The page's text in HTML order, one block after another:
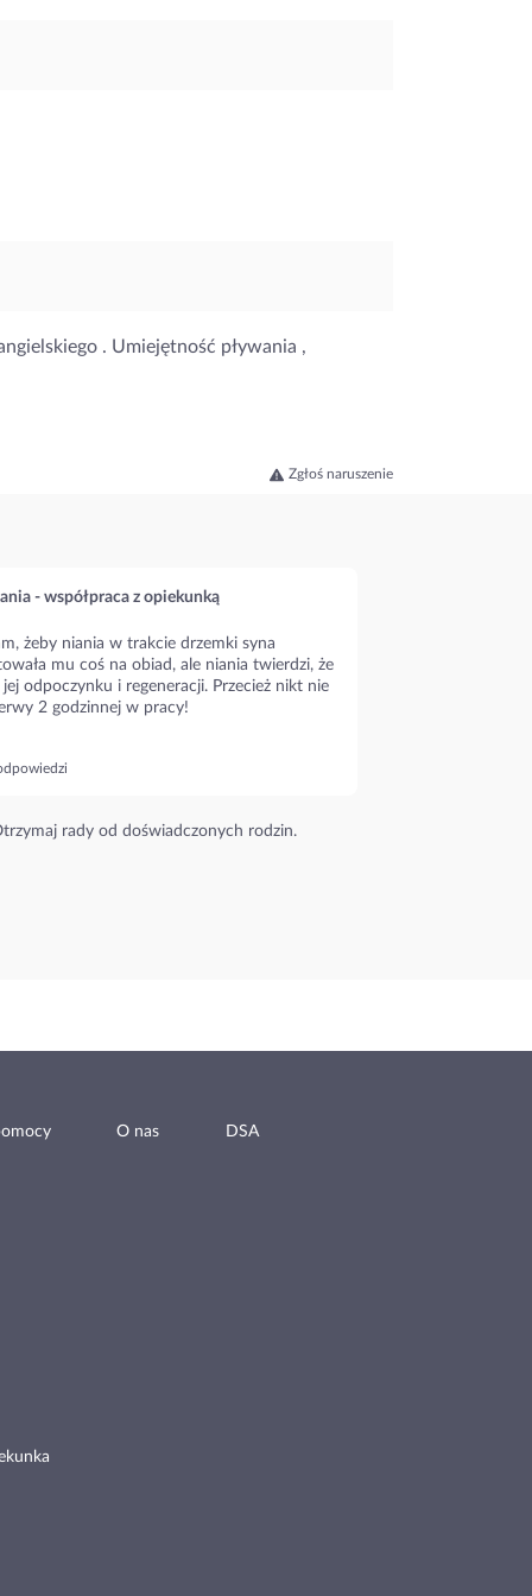
. Umiejętność pływania ,
Zgłoś naruszenie
- współpraca z opiekunką
żeby niania w trakcie drzemki syna
mu coś na obiad, ale niania twierdzi, że
odpoczynku i regeneracji. Przecież nikt nie
2 godzinnej w pracy!
rady od doświadczonych rodzin.
O nas DSA